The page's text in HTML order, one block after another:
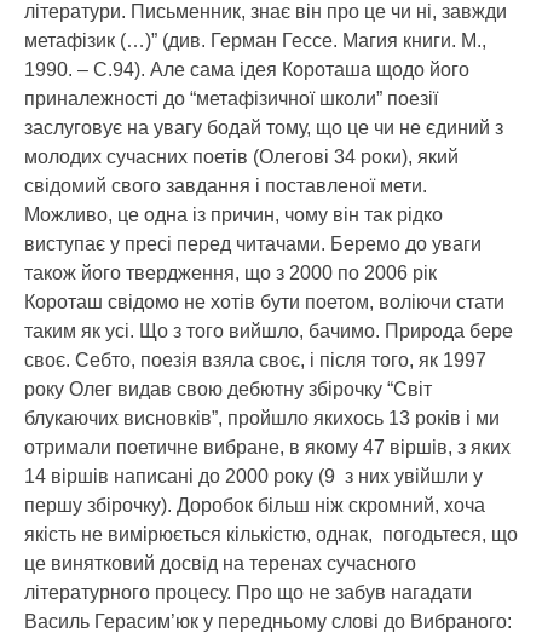
літератури. Письменник, знає він про це чи ні, завжди
метафізик (…)” (див. Герман Гессе. Магия книги. М.,
1990. – С.94). Але сама ідея Короташа щодо його
приналежності до “метафізичної школи” поезії
заслуговує на увагу бодай тому, що це чи не єдиний з
молодих сучасних поетів (Олегові 34 роки), який
свідомий свого завдання і поставленої мети.
Можливо, це одна із причин, чому він так рідко
виступає у пресі перед читачами. Беремо до уваги
також його твердження, що з 2000 по 2006 рік
Короташ свідомо не хотів бути поетом, воліючи стати
таким як усі. Що з того вийшло, бачимо. Природа бере
своє. Себто, поезія взяла своє, і після того, як 1997
року Олег видав свою дебютну збірочку “Світ
блукаючих висновків”, пройшло якихось 13 років і ми
отримали поетичне вибране, в якому 47 віршів, з яких
14 віршів написані до 2000 року (9 з них увійшли у
першу збірочку). Доробок більш ніж скромний, хоча
якість не вимірюється кількістю, однак, погодьтеся, що
це винятковий досвід на теренах сучасного
літературного процесу. Про що не забув нагадати
Василь Герасим’юк у передньому слові до Вибраного: